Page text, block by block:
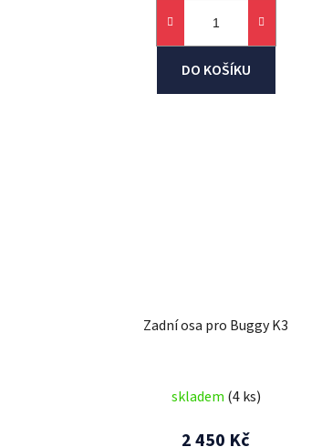
DO KOŠÍKU
Zadní osa pro Buggy K3
skladem (4 ks)
2 450 Kč